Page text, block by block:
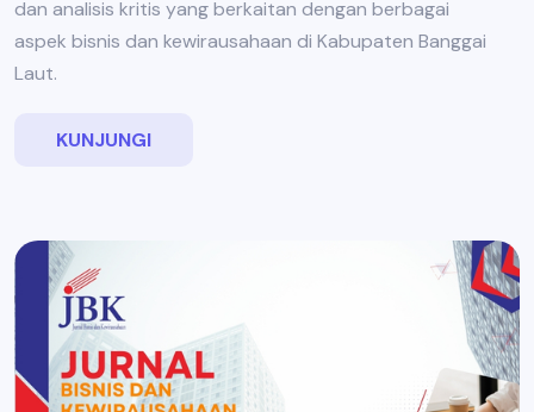
dan analisis kritis yang berkaitan dengan berbagai
aspek bisnis dan kewirausahaan di Kabupaten Banggai
Laut.
KUNJUNGI